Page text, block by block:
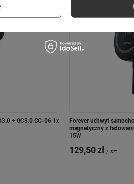
+ QC3.0 CC-06 1x
Forever uchwyt
magnetyczny z
15W
129,50 zł / szt.